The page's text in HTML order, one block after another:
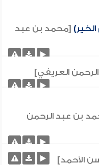
[محمد بن عبد
العريفي]
بن عبد الرحمن
الأحمد]